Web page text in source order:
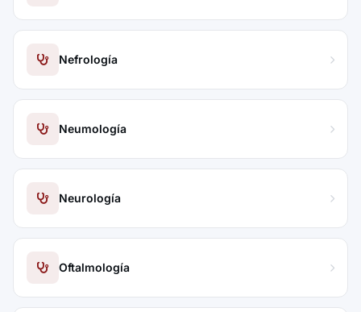
Nefrología
Neumología
Neurología
Oftalmología